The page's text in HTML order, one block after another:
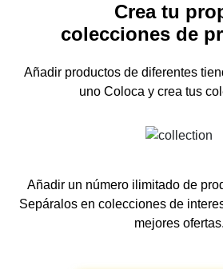
Crea tu
colecciones de
Añadir productos de diferentes
unoColoca y crea tus
Añadir un número ilimitado de
Sepáralos en colecciones de
mejores ofertas.